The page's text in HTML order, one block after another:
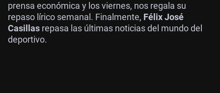
prensa económica y los viernes, nos regala su
repaso lírico semanal. Finalmente, Félix José
Casillas repasa las últimas noticias del mundo del
deportivo.